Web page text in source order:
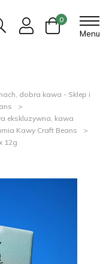
Menu
0
dobra kawa - Sklep i
ekskluzywna, kawa
Kawy Craft Beans
12g